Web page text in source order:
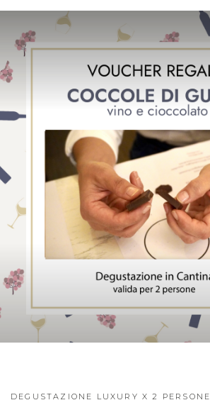
DEGUSTAZIONE LUXURY X 2 PERSONE